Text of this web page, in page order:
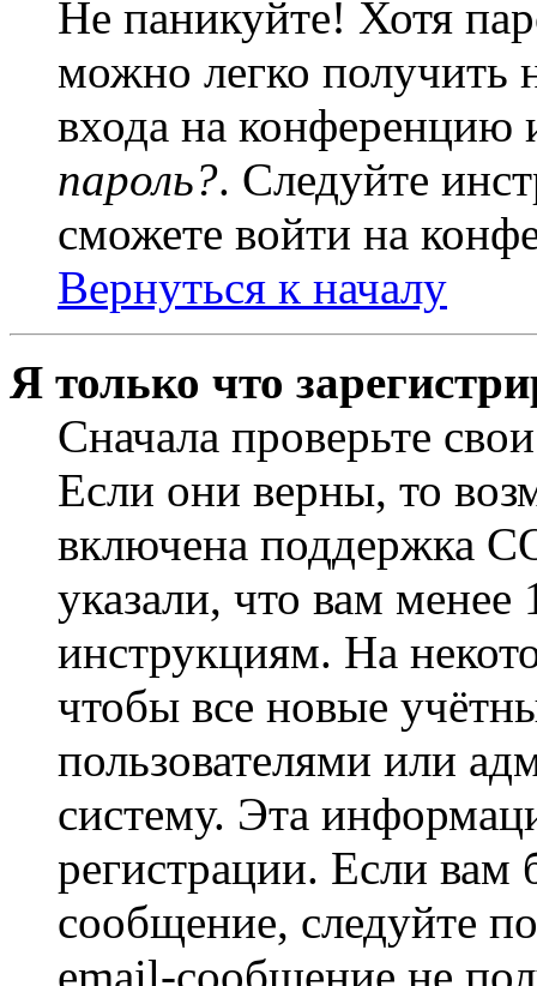
Не паникуйте! Хотя
можно легко получить
входа на
пароль?. Следуйте
сможете войти на
Вернуться к началу
Я только что
Сначала проверьте
Если они верны, то
включена поддержка
указали, что вам
инструкциям. На
чтобы все новые
пользователями или
систему. Эта
регистрации. Если
сообщение, следуйте
email-сообщение не